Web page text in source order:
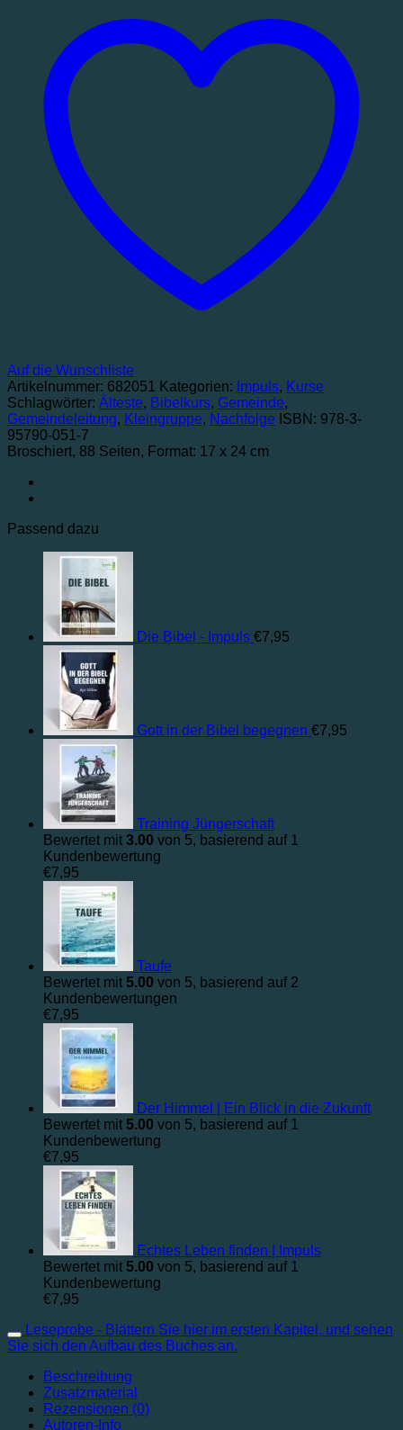
Ältestenschaft
Auf die Wunschliste
Artikelnummer: 682051 Kategorien: Impuls, Kurse
Schlagwörter: Älteste, Bibelkurs, Gemeinde,
Gemeindeleitung, Kleingruppe, Nachfolge ISBN: 978-3-
95790-051-7
Broschiert, 88 Seiten, Format: 17 x 24 cm
Passend dazu
Die Bibel - Impuls €7,95
Gott in der Bibel begegnen €7,95
Training Jüngerschaft
Bewertet mit 3.00 von 5, basierend auf 1
Kundenbewertung
€7,95
Taufe
Bewertet mit 5.00 von 5, basierend auf 2
Kundenbewertungen
€7,95
Der Himmel | Ein Blick in die Zukunft
Bewertet mit 5.00 von 5, basierend auf 1
Kundenbewertung
€7,95
Echtes Leben finden | Impuls
Bewertet mit 5.00 von 5, basierend auf 1
Kundenbewertung
€7,95
Leseprobe - Blättern Sie hier im ersten Kapitel, und sehen
Sie sich den Aufbau des Buches an.
Beschreibung
Zusatzmaterial
Rezensionen (0)
Autoren-Info